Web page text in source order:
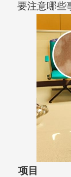
要注意哪些
项目